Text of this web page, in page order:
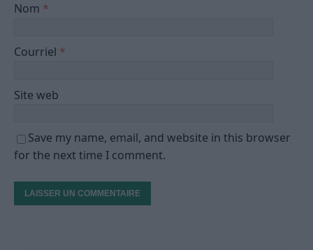
Nom *
Courriel *
Site web
Save my name, email, and website in this browser
for the next time I comment.